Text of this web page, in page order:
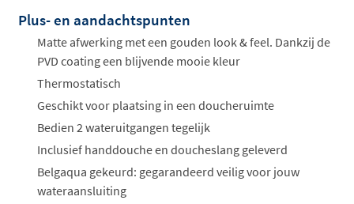
Offertes
ophalen...
Plus- en aandachtspunten
Matte afwerking met een gouden look & feel. Dankzij de
PVD coating een blijvende mooie kleur
Thermostatisch
Geschikt voor plaatsing in een doucheruimte
Bedien 2 wateruitgangen tegelijk
Inclusief handdouche en doucheslang geleverd
Belgaqua gekeurd: gegarandeerd veilig voor jouw
wateraansluiting